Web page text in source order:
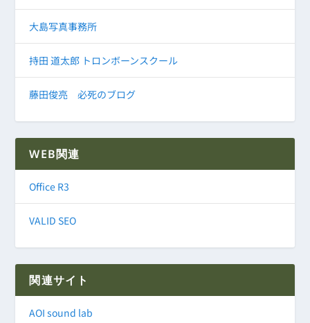
大島写真事務所
持田 道太郎 トロンボーンスクール
藤田俊亮 必死のブログ
WEB関連
Office R3
VALID SEO
関連サイト
AOI sound lab